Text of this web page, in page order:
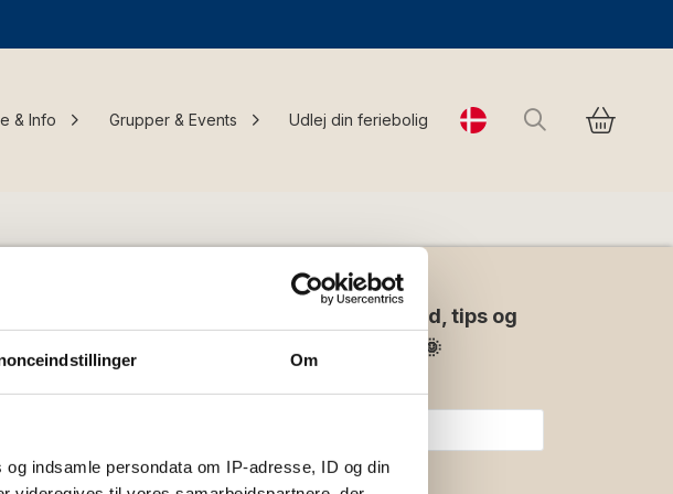
Om
indsamle persondata om IP-adresse, ID og din
& Info Grupper & Events Udlej din feriebolig Change language
Søg
dig vores nyhedsbrev og modtag tilbud, tips og
ferieinspiration direkte i din indbakke 🌞